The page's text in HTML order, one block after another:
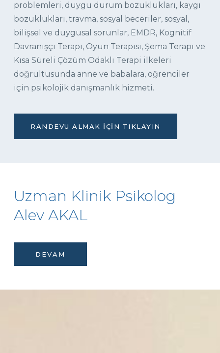
problemleri, duygu durum bozuklukları, kaygı
bozuklukları, travma, sosyal beceriler, sosyal,
bilişsel ve duygusal sorunlar, EMDR, Kognitif
Davranışçı Terapi, Oyun Terapisi, Şema Terapi ve
Kısa Süreli Çözüm Odaklı Terapi ilkeleri
doğrultusunda anne ve babalara, öğrenciler
için psikolojik danışmanlık hizmeti.
RANDEVU ALMAK İÇIN TIKLAYIN
Uzman Klinik Psikolog
Alev AKAL
DEVAM